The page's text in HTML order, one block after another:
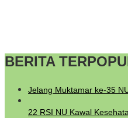
BERITA
Jelang Muktamar ke-35
22 RSI NU Kawal